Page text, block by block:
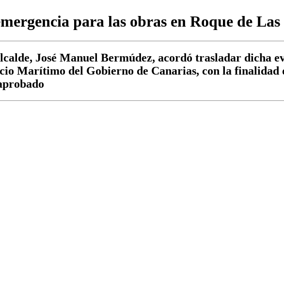
para las obras en Roque de Las
José Manuel Bermúdez, acordó trasladar dicha
Marítimo del Gobierno de Canarias, con la finalidad